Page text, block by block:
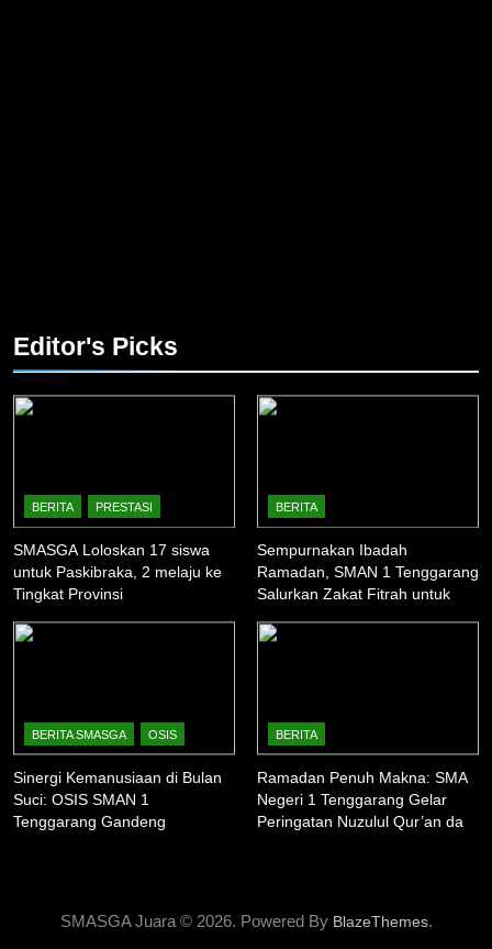
Editor's Picks
BERITA PRESTASI
SMASGA Loloskan 17 siswa
untuk Paskibraka, 2 melaju ke
Tingkat Provinsi
BERITA
Sempurnakan Ibadah
Ramadan, SMAN 1 Tenggarang
Salurkan Zakat Fitrah untuk
BERITA SMASGA OSIS
Sinergi Kemanusiaan di Bulan
Suci: OSIS SMAN 1
Tenggarang Gandeng
BERITA
Ramadan Penuh Makna: SMA
Negeri 1 Tenggarang Gelar
Peringatan Nuzulul Qur’an dan
SMASGA Juara © 2026. Powered By BlazeThemes.